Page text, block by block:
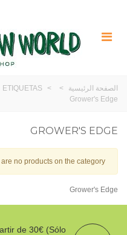
الصفحة الرئيسية >
ETIQUETAS >
Grower's Edge
GROWER'S EDGE
no products on the category.
Grower's Edge
de 30€ (Sólo